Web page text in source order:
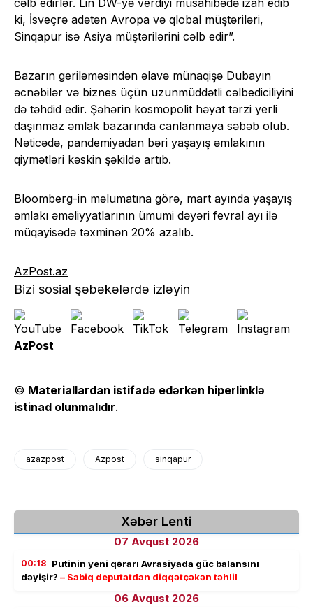
cəlb edirlər. Lin DW-yə verdiyi müsahibədə izah edib
ki, İsveçrə adətən Avropa və qlobal müştəriləri,
Sinqapur isə Asiya müştərilərini cəlb edir”.
Bazarın geriləməsindən əlavə münaqişə Dubayın
əcnəbilər və biznes üçün uzunmüddətli cəlbediciliyini
də təhdid edir. Şəhərin kosmopolit həyat tərzi yerli
daşınmaz əmlak bazarında canlanmaya səbəb olub.
Nəticədə, pandemiyadan bəri yaşayış əmlakının
qiymətləri kəskin şəkildə artıb.
Bloomberg-in məlumatına görə, mart ayında yaşayış
əmlakı əməliyyatlarının ümumi dəyəri fevral ayı ilə
müqayisədə təxminən 20% azalıb.
AzPost.az
Bizi sosial şəbəkələrdə izləyin
AzPost
© Materiallardan istifadə edərkən hiperlinklə
istinad olunmalıdır.
azazpost Azpost sinqapur
Xəbər Lenti
07 Avqust 2026
00:18 Putinin yeni qərarı Avrasiyada güc balansını
dəyişir? – Sabiq deputatdan diqqətçəkən təhlil
06 Avqust 2026